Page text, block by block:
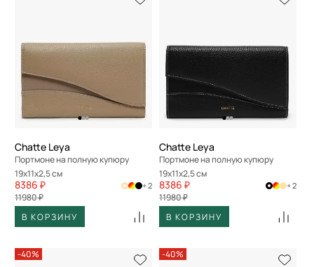
Chatte Leya
Портмоне на полную купюру
19x11x2,5 см
8386 ₽
11980 ₽
+ 2
В КОРЗИНУ
Chatte Leya
Портмоне на полную купюру
19x11x2,5 см
8386 ₽
11980 ₽
+ 2
В КОРЗИНУ
-40% -40%